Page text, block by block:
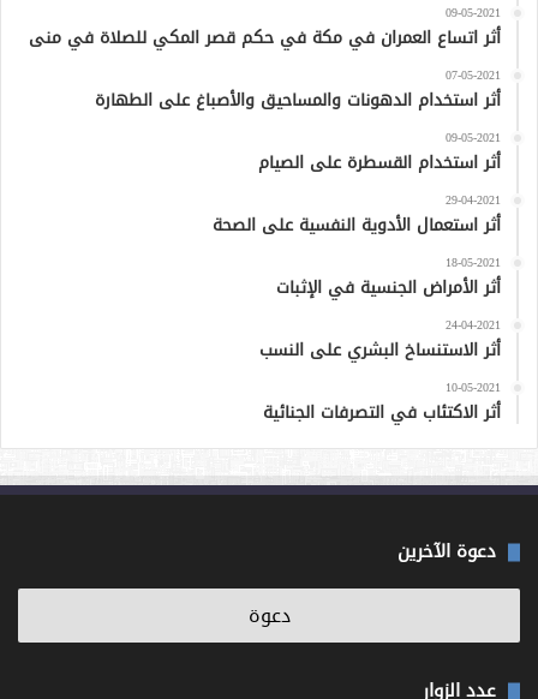
09-05-2021
أثر اتساع العمران في مكة في حكم قصر المكي للصلاة في منى
07-05-2021
أثر استخدام الدهونات والمساحيق والأصباغ على الطهارة
09-05-2021
أثر استخدام القسطرة على الصيام
29-04-2021
أثر استعمال الأدوية النفسية على الصحة
18-05-2021
أثر الأمراض الجنسية في الإثبات
24-04-2021
أثر الاستنساخ البشري على النسب
10-05-2021
أثر الاكتئاب في التصرفات الجنائية
دعوة الآخرين
عدد الزوار